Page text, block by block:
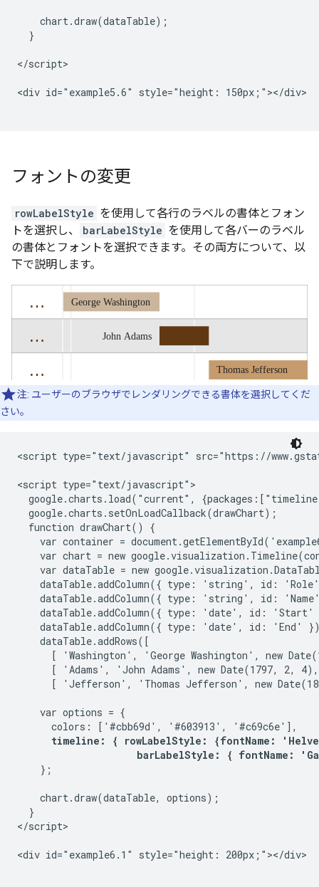
    chart.draw(dataTable);
  }
</script>
<div id="example5.6" style="height: 150px;"></div>
フォントの変更
rowLabelStyle を使用して各行のラベルの書体とフォン
トを選択し、
barLabelStyle を使用して各バーのラベル
の書体とフォントを選択できます。その両方について、以
下で説明します。
注: ユーザーのブラウザでレンダリングできる書体を選択してくだ
さい。
<script type="text/javascript" src="https://
<script type="text/javascript">
google.charts.load("current",
  google.charts.setOnLoadCallback(drawChart);
  function drawChart() {
var container =
var chart = new
var dataTable = new
dataTable.addColumn({ type: 'string', id:
dataTable.addColumn({ type: 'string', id:
dataTable.addColumn({ type: 'date', id: 'Start'
dataTable.addColumn({ type: 'date', id: 'End'
    dataTable.addRows([
[ 'Washington', 'George Washington', new
[ 'Adams', 'John Adams', new Date(1797, 2,
[ 'Jefferson', 'Thomas Jefferson', new
    var options = {
      colors: ['#cbb69d', '#603913', '#c69c6e'],
timeline: { rowLabelStyle: {fontName:
barLabelStyle: { fontName:
    };
    chart.draw(dataTable, options);
  }
</script>
<div id="example6.1" style="height: 200px;"></div>